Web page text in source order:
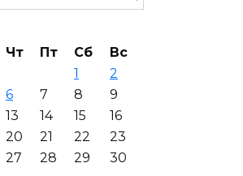
Чт Пт Сб
Вс
1
2
6 7 8
9
13 14 15
16
20 21 22
23
27 28 29
30